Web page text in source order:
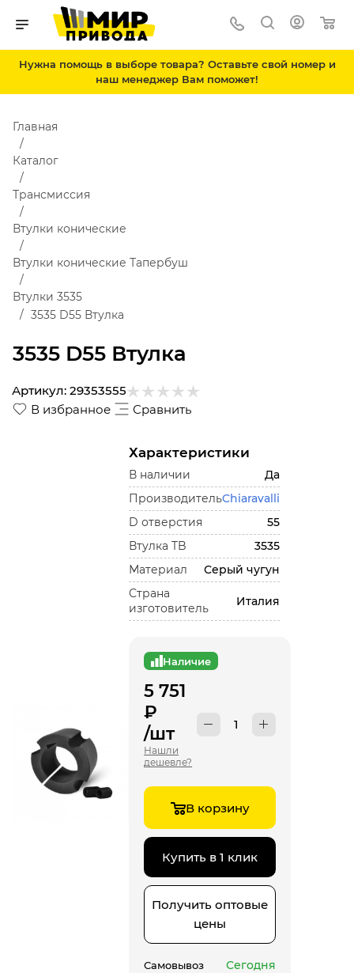
Нужна помощь в выборе товара? Оставьте свой номер и
наш менеджер Вам поможет!
3535 D55 Втулка
Главная
Каталог
Трансмиссия
Втулки конические
Втулки конические Тапербуш
Втулки 3535
3535 D55 Втулка
В избранное Сравнить
Артикул: 29353555
Характеристики
В наличии
Да
ПроизводительChiaravalli
D отверстия
55
Втулка TB
3535
Материал
Серый чугун
Страна
изготовитель
Италия
Наличие
5 751
₽
/шт
Нашли
дешевле?
В корзину
Купить в 1 клик
Получить оптовые
цены
Самовывоз Сегодня